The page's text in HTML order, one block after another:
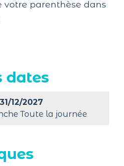
parenthèse dans
dates
12/2027
Toute la journée